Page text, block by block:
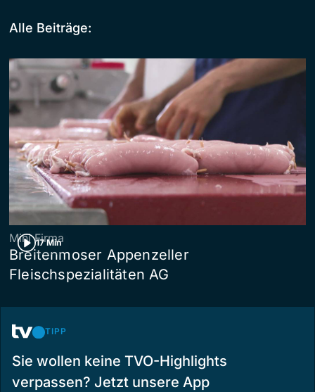
Alle Beiträge:
17 Min
Mini Firma
Breitenmoser Appenzeller
Fleischspezialitäten AG
TIPP
Sie wollen keine TVO-Highlights
verpassen? Jetzt unsere App